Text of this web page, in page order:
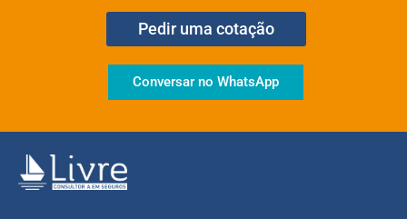
Pedir uma cotação
Conversar no WhatsApp